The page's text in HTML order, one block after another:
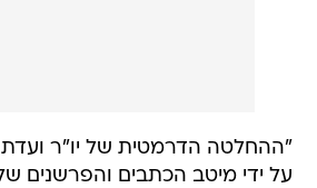
"ההחלטה הדרמטית של יו"ר
על ידי מיטב הכתבים והפרשנים